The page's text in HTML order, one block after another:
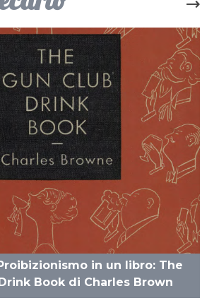
in un libro: The
Book di Charles Brown